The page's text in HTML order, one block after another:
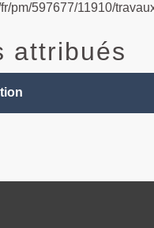
pm/597677/11910/
attribués